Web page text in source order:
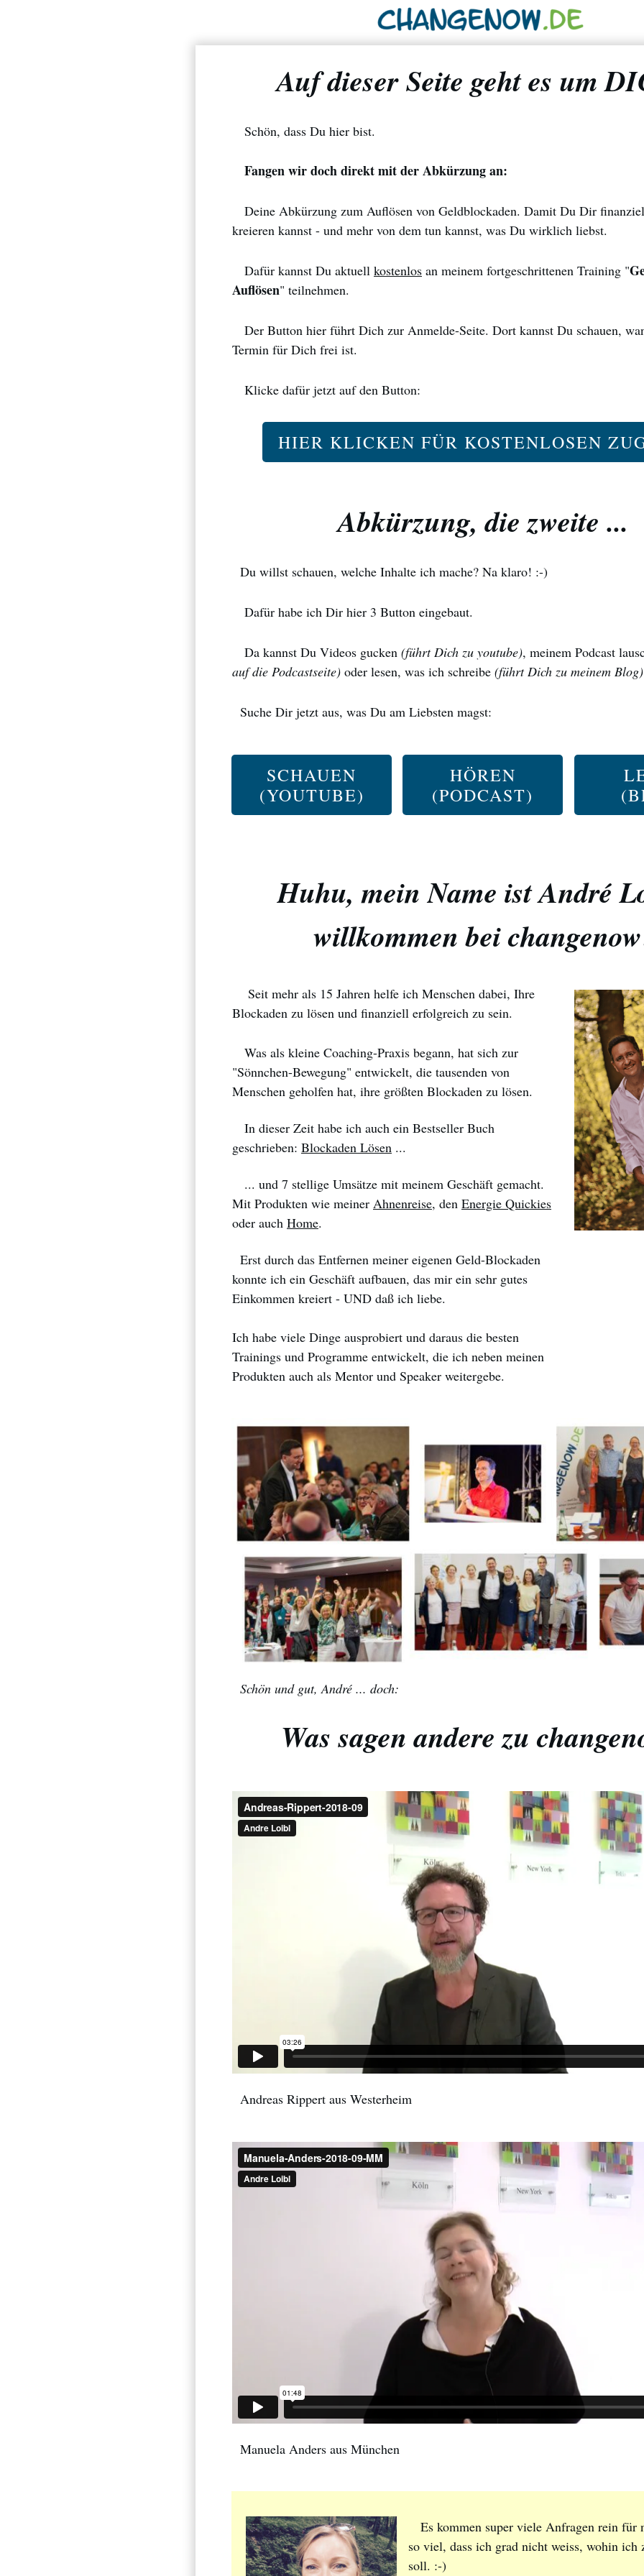
Auf dieser Seite geht es um
Schön, dass Du hier bist.
Fangen wir doch direkt mit der Abkürzung an:
Deine Abkürzung zum Auflösen von Geldblockaden. Damit Du Dir
kreieren kannst - und mehr von dem tun kannst, was Du wirklich liebst.
Dafür kannst Du aktuell kostenlos an meinem fortgeschrittenen Training "
Auflösen" teilnehmen.
Der Button hier führt Dich zur Anmelde-Seite. Dort kannst Du schauen,
Termin für Dich frei ist.
Klicke dafür jetzt auf den Button:
HIER KLICKEN FÜR KOSTENLOSEN
Abkürzung, die zweite ...
Du willst schauen, welche Inhalte ich mache? Na klaro! :-)
Dafür habe ich Dir hier 3 Button eingebaut.
Da kannst Du Videos gucken (führt Dich zu youtube), meinem Podcast
auf die Podcastseite) oder lesen, was ich schreibe (führt Dich zu meinem Blog)
Suche Dir jetzt aus, was Du am Liebsten magst:
SCHAUEN
(YOUTUBE)
HÖREN
(PODCAST)
Huhu, mein Name ist André
willkommen bei
Seit mehr als 15 Jahren helfe ich Menschen dabei, Ihre
Blockaden zu lösen und finanziell erfolgreich zu sein.
Was als kleine Coaching-Praxis begann, hat sich zur
"Sönnchen-Bewegung" entwickelt, die tausenden von
Menschen geholfen hat, ihre größten Blockaden zu lösen.
In dieser Zeit habe ich auch ein Bestseller Buch
geschrieben: Blockaden Lösen ...
... und 7 stellige Umsätze mit meinem Geschäft gemacht.
Mit Produkten wie meiner Ahnenreise, den Energie Quickies
oder auch Home.
Erst durch das Entfernen meiner eigenen Geld-Blockaden
konnte ich ein Geschäft aufbauen, das mir ein sehr gutes
Einkommen kreiert - UND daß ich liebe.
Ich habe viele Dinge ausprobiert und daraus die besten
Trainings und Programme entwickelt, die ich neben meinen
Produkten auch als Mentor und Speaker weitergebe.
Schön und gut, André ... doch:
Was sagen andere zu
Andreas Rippert aus Westerheim
Manuela Anders aus München
Es kommen super viele Anfragen rein für
so viel, dass ich grad nicht weiss, wohin ich
soll. :-)